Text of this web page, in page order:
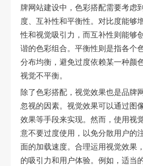
牌网站建设中，色彩搭配需要考虑
度、互补性和平衡性。对比度能够
性和视觉吸引力，而互补性则能够
谐的色彩组合。平衡性则是指各个
分布均衡，避免过度依赖某一种颜
视觉不平衡。
除了色彩搭配，视觉效果也是品牌
忽视的因素。视觉效果可以通过图
效果等手段来实现。然而，使用视
意不要过度使用，以免分散用户的
面的加载速度。合理运用视觉效果
的吸引力和用户体验。例如，适当